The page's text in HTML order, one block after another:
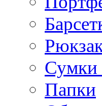
Сумки
Папки